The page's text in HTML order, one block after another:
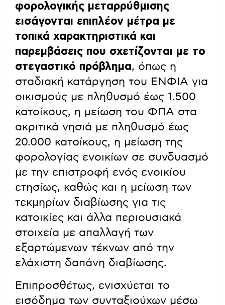
φορολογικής μεταρρύθμισης
εισάγονται επιπλέον μέτρα με
τοπικά χαρακτηριστικά και
παρεμβάσεις που σχετίζονται με το
στεγαστικό πρόβλημα, όπως η
σταδιακή κατάργηση του ΕΝΦΙΑ για
οικισμούς με πληθυσμό έως 1.500
κατοίκους, η μείωση του ΦΠΑ στα
ακριτικά νησιά με πληθυσμό έως
20.000 κατοίκους, η μείωση της
φορολογίας ενοικίων σε συνδυασμό
με την επιστροφή ενός ενοικίου
ετησίως, καθώς και η μείωση των
τεκμηρίων διαβίωσης για τις
κατοικίες και άλλα περιουσιακά
στοιχεία με απαλλαγή των
εξαρτώμενων τέκνων από την
ελάχιστη δαπάνη διαβίωσης.
Επιπροσθέτως, ενισχύεται το
εισόδημα των συνταξιούχων μέσω